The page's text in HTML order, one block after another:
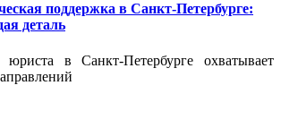
поддержка в Санкт-Петербурге:
деталь
юриста в Санкт-Петербурге охватывает